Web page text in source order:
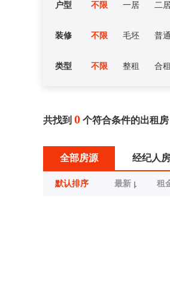
户型 不限 一居 二
装修 不限 毛坯 普
类型 不限 整租 合租
共找到 0 个符合条件的出租房
全部房源 经纪人
默认排序 最新 租